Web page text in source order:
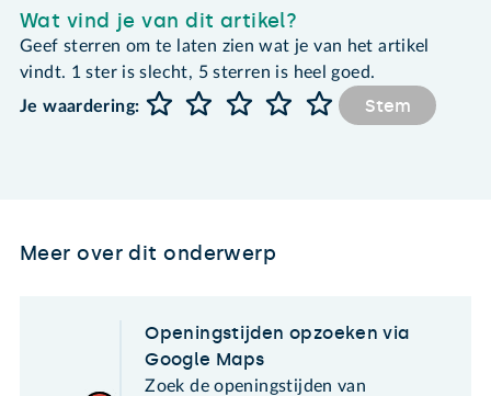
Wat vind je van dit artikel?
Geef sterren om te laten zien wat je van het artikel
vindt. 1 ster is slecht, 5 sterren is heel goed.
Je waardering:
Stem
Meer over dit onderwerp
Openingstijden opzoeken via
Google Maps
Zoek de openingstijden van